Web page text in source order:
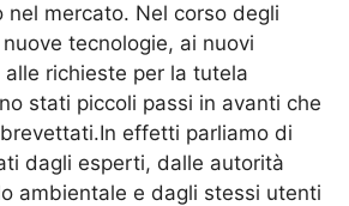
nel mercato. Nel corso degli
tecnologie, ai nuovi
richieste per la tutela
stati piccoli passi in avanti che
effetti parliamo di
dagli esperti, dalle autorità
ambientale e dagli stessi utenti